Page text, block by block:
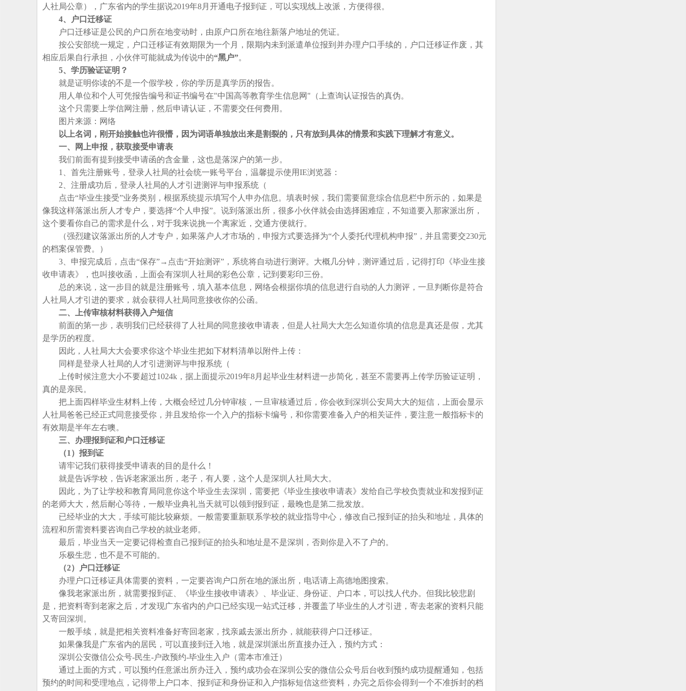
人社局公章），广东省内的学生据说2019年8月开通电子报到证，可以实现线上改派，方便得很。
4、户口迁移证
户口迁移证是公民的户口所在地变动时，由原户口所在地往新落户地址的凭证。
按公安部统一规定，户口迁移证有效期限为一个月，限期内未到派遣单位报到并办理户口手续的，户口迁移证作废，其
相应后果自行承担，小伙伴可能就成为传说中的“黑户”。
5、学历验证证明？
就是证明你读的不是一个假学校，你的学历是真学历的报告。
用人单位和个人可凭报告编号和证书编号在"中国高等教育学生信息网"（上查询认证报告的真伪。
这个只需要上学信网注册，然后申请认证，不需要交任何费用。
图片来源：网络
以上名词，刚开始接触也许很懵，因为词语单独放出来是割裂的，只有放到具体的情景和实践下理解才有意义。
一、网上申报，获取接受申请表
我们前面有提到接受申请函的含金量，这也是落深户的第一步。
1、首先注册账号，登录人社局的社会统一账号平台，温馨提示使用IE浏览器：
2、注册成功后，登录人社局的人才引进测评与申报系统（
点击“毕业生接受”业务类别，根据系统提示填写个人申办信息。填表时候，我们需要留意综合信息栏中所示的，如果是
像我这样落派出所人才专户，要选择“个人申报”。说到落派出所，很多小伙伴就会由选择困难症，不知道要入那家派出所，
这个要看你自己的需求是什么，对于我来说挑一个离家近，交通方便就行。
（强烈建议落派出所的人才专户，如果落户人才市场的，申报方式要选择为“个人委托代理机构申报”，并且需要交230元
的档案保管费。）
3、申报完成后，点击“保存”→点击“开始测评”，系统将自动进行测评。大概几分钟，测评通过后，记得打印《毕业生接
收申请表》，也叫接收函，上面会有深圳人社局的彩色公章，记到要彩印三份。
总的来说，这一步目的就是注册账号，填入基本信息，网络会根据你填的信息进行自动的人力测评，一旦判断你是符合
人社局人才引进的要求，就会获得人社局同意接收你的公函。
二、上传审核材料获得入户短信
前面的第一步，表明我们已经获得了人社局的同意接收申请表，但是人社局大大怎么知道你填的信息是真还是假，尤其
是学历的程度。
因此，人社局大大会要求你这个毕业生把如下材料清单以附件上传：
同样是登录人社局的人才引进测评与申报系统（
上传时候注意大小不要超过1024k，据上面提示2019年8月起毕业生材料进一步简化，甚至不需要再上传学历验证证明，
真的是亲民。
把上面四样毕业生材料上传，大概会经过几分钟审核，一旦审核通过后，你会收到深圳公安局大大的短信，上面会显示
人社局爸爸已经正式同意接受你，并且发给你一个入户的指标卡编号，和你需要准备入户的相关证件，要注意一般指标卡的
有效期是半年左右噢。
三、办理报到证和户口迁移证
（1）报到证
请牢记我们获得接受申请表的目的是什么！
就是告诉学校，告诉老家派出所，老子，有人要，这个人是深圳人社局大大。
因此，为了让学校和教育局同意你这个毕业生去深圳，需要把《毕业生接收申请表》发给自己学校负责就业和发报到证
的老师大大，然后耐心等待，一般毕业典礼当天就可以领到报到证，最晚也是第二批发放。
已经毕业的大大，手续可能比较麻烦。一般需要重新联系学校的就业指导中心，修改自己报到证的抬头和地址，具体的
流程和所需资料要咨询自己学校的就业老师。
最后，毕业当天一定要记得检查自己报到证的抬头和地址是不是深圳，否则你是入不了户的。
乐极生悲，也不是不可能的。
（2）户口迁移证
办理户口迁移证具体需要的资料，一定要咨询户口所在地的派出所，电话请上高德地图搜索。
像我老家派出所，就需要报到证、《毕业生接收申请表》、毕业证、身份证、户口本，可以找人代办。但我比较悲剧
是，把资料寄到老家之后，才发现广东省内的户口已经实现一站式迁移，并覆盖了毕业生的人才引进，寄去老家的资料只能
又寄回深圳。
一般手续，就是把相关资料准备好寄回老家，找亲戚去派出所办，就能获得户口迁移证。
如果像我是广东省内的居民，可以直接到迁入地，就是深圳派出所直接办迁入，预约方式：
深圳公安微信公众号-民生-户政预约-毕业生入户（需本市准迁）
通过上面的方式，可以预约任意派出所办迁入，预约成功会在深圳公安的微信公众号后台收到预约成功提醒通知，包括
预约的时间和受理地点，记得带上户口本、报到证和身份证和入户指标短信这些资料，办完之后你会得到一个不准拆封的档